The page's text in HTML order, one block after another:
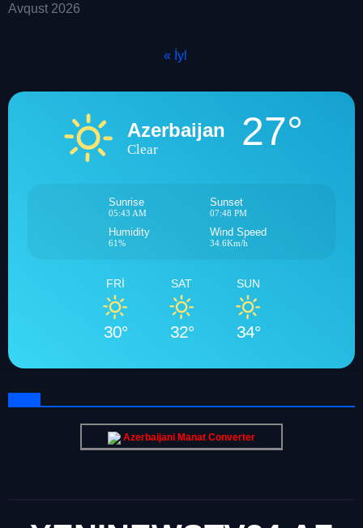
Avqust 2026
« İyl
Azerbaijan
Clear 27°
Sunrise
05:43 AM
Sunset
07:48 PM
Humidity
61%
Wind Speed
34.6Km/h
FRI
30°
SAT
32°
SUN
34°
Azerbaijani Manat Converter